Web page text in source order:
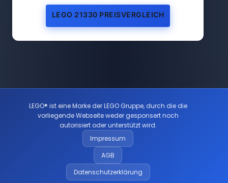
LEGO 21330 PREISVERGLEICH
LEGO® ist eine Marke der LEGO Gruppe, durch die die
vorliegende Webseite weder gesponsert noch
autorisiert oder unterstützt wird.
Impressum
AGB
Datenschutzerklärung